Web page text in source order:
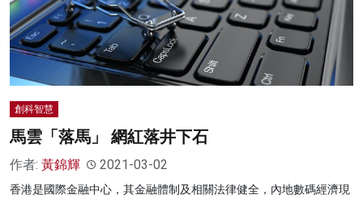
創科智慧
馬雲「落馬」 網紅落井下石
作者: 黃錦輝 2021-03-02
香港是國際金融中心，其金融體制及相關法律健全，內地數碼經濟現